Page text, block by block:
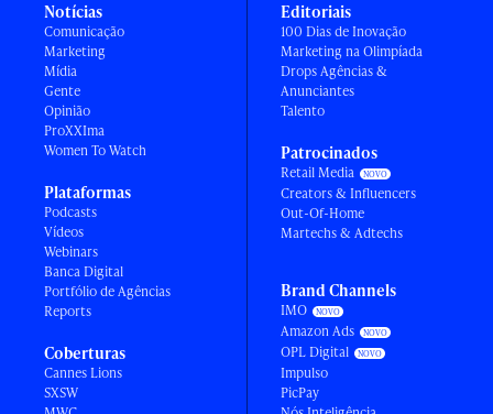
Notícias
Comunicação
Marketing
Mídia
Gente
Opinião
ProXXIma
Women To Watch
Plataformas
Podcasts
Vídeos
Webinars
Banca Digital
Portfólio de Agências
Reports
Coberturas
Cannes Lions
SXSW
Editoriais
100 Dias de Inovação
Marketing na Olimpíada
Drops Agências &
Anunciantes
Talento
Patrocinados
Retail Media
Creators & Influencers
Out-Of-Home
Martechs & Adtechs
Brand Channels
IMO
Amazon Ads
OPL Digital
Impulso
PicPay